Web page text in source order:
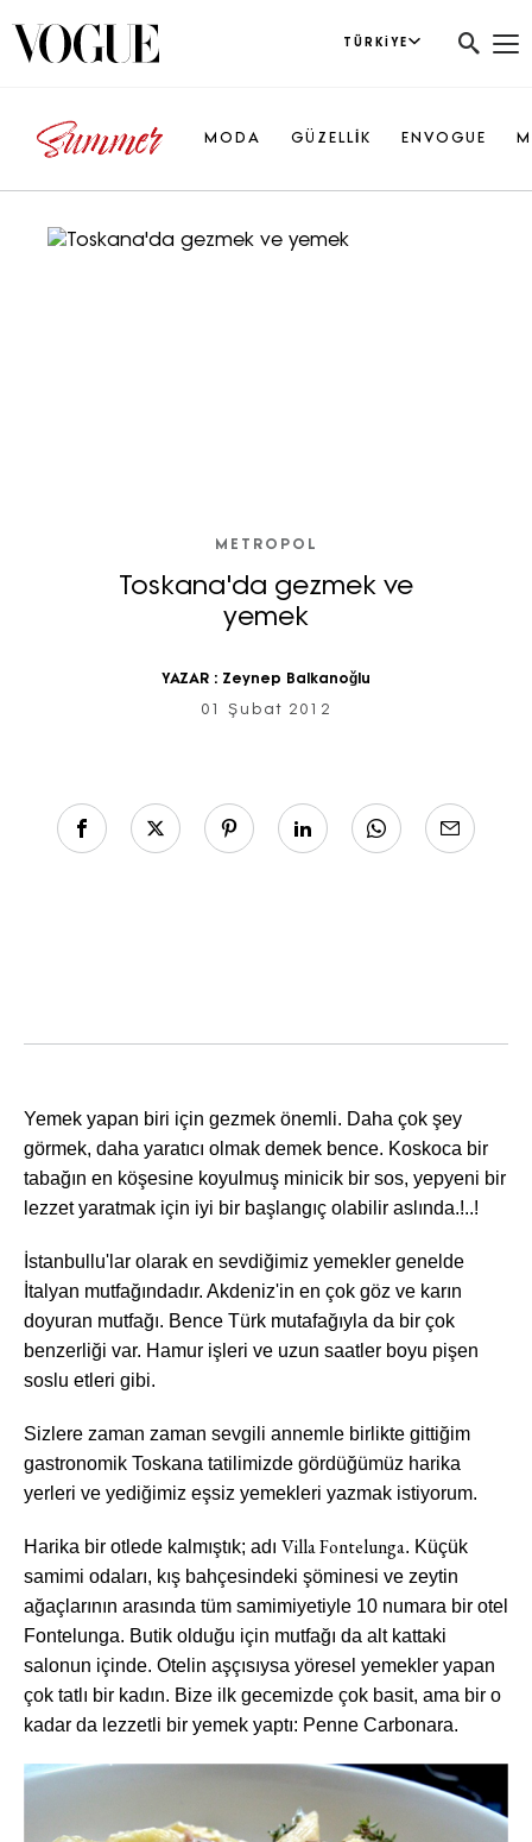
TÜRKIYE
MODA GÜZELLİK ENVOGUE
METROPOL
Toskana'da gezmek ve
yemek
YAZAR : Zeynep Balkanoğlu
01 Şubat 2012
Yemek yapan biri için gezmek önemli. Daha çok şey
görmek, daha yaratıcı olmak demek bence. Koskoca bir
tabağın en köşesine koyulmuş minicik bir sos, yepyeni bir
lezzet yaratmak için iyi bir başlangıç olabilir aslında.!..!
İstanbullu'lar olarak en sevdiğimiz yemekler genelde
İtalyan mutfağındadır. Akdeniz'in en çok göz ve karın
doyuran mutfağı. Bence Türk mutafağıyla da bir çok
benzerliği var. Hamur işleri ve uzun saatler boyu pişen
soslu etleri gibi.
Sizlere zaman zaman sevgili annemle birlikte gittiğim
gastronomik Toskana tatilimizde gördüğümüz harika
yerleri ve yediğimiz eşsiz yemekleri yazmak istiyorum.
Harika bir otlede kalmıştık; adı Villa Fontelunga. Küçük
samimi odaları, kış bahçesindeki şöminesi ve zeytin
ağaçlarının arasında tüm samimiyetiyle 10 numara bir otel
Fontelunga. Butik olduğu için mutfağı da alt kattaki
salonun içinde. Otelin aşçısıysa yöresel yemekler yapan
çok tatlı bir kadın. Bize ilk gecemizde çok basit, ama bir o
kadar da lezzetli bir yemek yaptı: Penne Carbonara.